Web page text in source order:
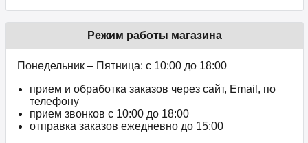
Режим работы магазина
Понедельник – Пятница: с 10:00 до 18:00
прием и обработка заказов через сайт, Email, по
телефону
прием звонков c 10:00 до 18:00
отправка заказов ежедневно до 15:00